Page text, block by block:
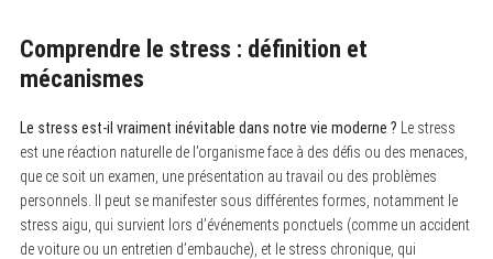
Comprendre le stress : définition et
mécanismes
Le stress est-il vraiment inévitable dans notre vie moderne ? Le stress
est une réaction naturelle de l’organisme face à des défis ou des menaces,
que ce soit un examen, une présentation au travail ou des problèmes
personnels. Il peut se manifester sous différentes formes, notamment le
stress aigu, qui survient lors d’événements ponctuels (comme un accident
de voiture ou un entretien d’embauche), et le stress chronique, qui